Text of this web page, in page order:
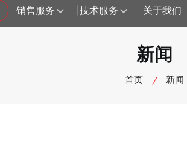
销售服务 技术服务 关于我们
新闻
首页 新闻